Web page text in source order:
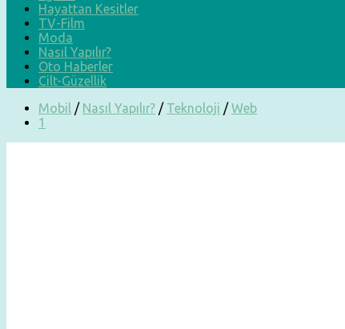
Hayattan Kesitler
TV-Film
Moda
Nasıl Yapılır?
Oto Haberler
Cilt-Güzellik
Mobil / Nasıl Yapılır? / Teknoloji / Web
1